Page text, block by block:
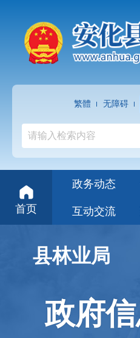
繁體 无障碍
首页
政务动态
互动交流
县林业局
政府